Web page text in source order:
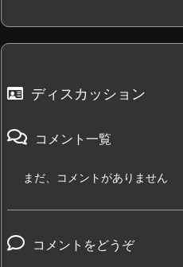
ディスカッション
コメント一覧
まだ、コメントがありません
コメントをどうぞ